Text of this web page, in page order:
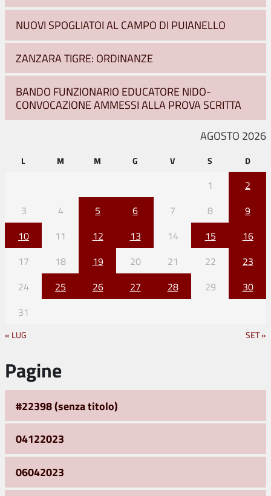
NUOVI SPOGLIATOI AL CAMPO DI PUIANELLO
ZANZARA TIGRE: ORDINANZE
BANDO FUNZIONARIO EDUCATORE NIDO-
CONVOCAZIONE AMMESSI ALLA PROVA SCRITTA
AGOSTO 2026
L M M G V S D
1
2
3
4 5 6 7 8
9
10
11 12 13 14 15
16
17
18 19 20 21 22
23
24
25 26 27 28 29
30
31
« LUG SET »
Pagine
#22398 (senza titolo)
04122023
06042023